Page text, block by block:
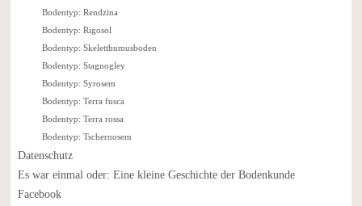
Bodentyp: Rendzina
Bodentyp: Rigosol
Bodentyp: Skeletthumusboden
Bodentyp: Stagnogley
Bodentyp: Syrosem
Bodentyp: Terra fusca
Bodentyp: Terra rossa
Bodentyp: Tschernosem
Datenschutz
Es war einmal oder: Eine kleine Geschichte der Bodenkunde
Facebook